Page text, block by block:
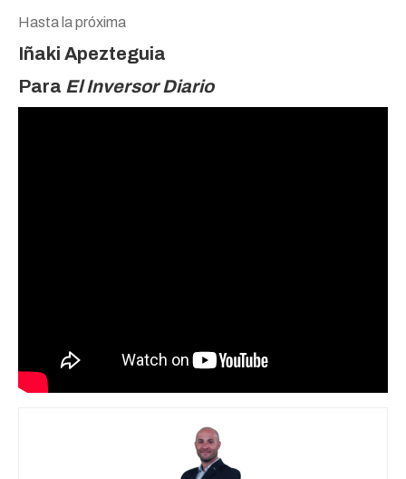
Hasta la próxima
Iñaki Apezteguia
Para El Inversor Diario